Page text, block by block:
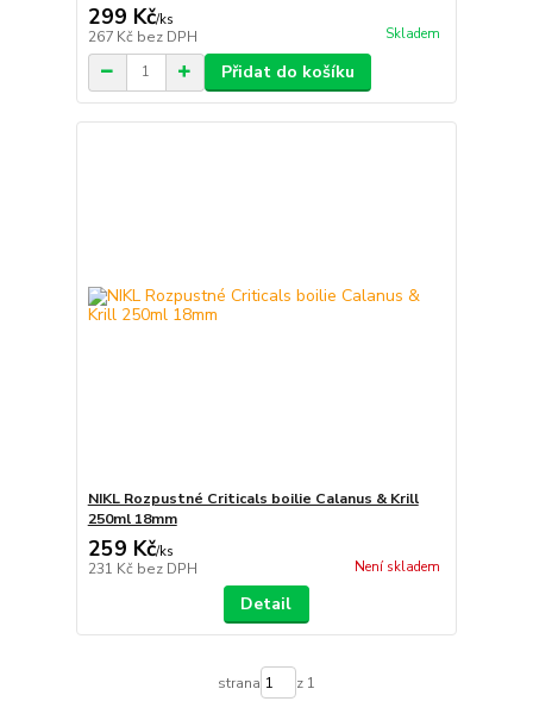
299 Kč/ks
267 Kč bez DPH Skladem
Přidat do košíku
NIKL Rozpustné Criticals boilie Calanus & Krill
250ml 18mm
259 Kč/ks
231 Kč bez DPH Není skladem
Detail
strana z 1